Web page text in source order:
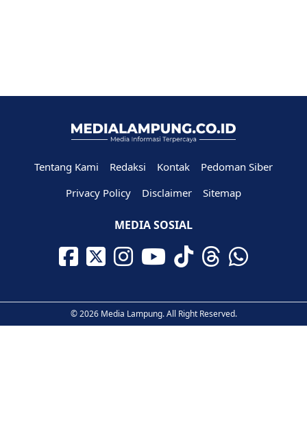
Tentang Kami Redaksi Kontak
Pedoman Siber
Privacy Policy
Disclaimer Sitemap
MEDIA SOSIAL
© 2026 Media Lampung. All Right Reserved.